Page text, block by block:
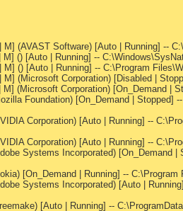
M] (AVAST Software) [Auto | Running] --
() [Auto | Running] --
M] () [Auto | Running] -- C:\Program
M] (Microsoft Corporation) [Disabled |
(Microsoft Corporation) [On_Demand |
Foundation) [On_Demand |
Corporation) [Auto | Running] --
Corporation) [Auto | Running] --
Systems Incorporated)
[On_Demand | Running] --
Systems Incorporated) [Auto |
[Auto | Running] --